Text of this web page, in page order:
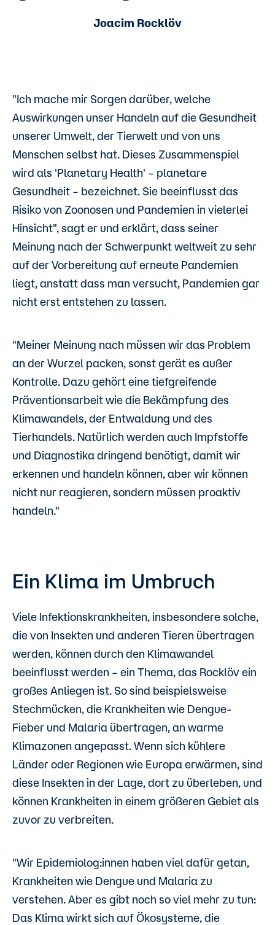
Joacim Rocklöv
"Ich mache mir Sorgen darüber, welche
Auswirkungen unser Handeln auf die Gesundheit
unserer Umwelt, der Tierwelt und von uns
Menschen selbst hat. Dieses Zusammenspiel
wird als 'Planetary Health' – planetare
Gesundheit – bezeichnet. Sie beeinflusst das
Risiko von Zoonosen und Pandemien in vielerlei
Hinsicht", sagt er und erklärt, dass seiner
Meinung nach der Schwerpunkt weltweit zu sehr
auf der Vorbereitung auf erneute Pandemien
liegt, anstatt dass man versucht, Pandemien gar
nicht erst entstehen zu lassen.
"Meiner Meinung nach müssen wir das Problem
an der Wurzel packen, sonst gerät es außer
Kontrolle. Dazu gehört eine tiefgreifende
Präventionsarbeit wie die Bekämpfung des
Klimawandels, der Entwaldung und des
Tierhandels. Natürlich werden auch Impfstoffe
und Diagnostika dringend benötigt, damit wir
erkennen und handeln können, aber wir können
nicht nur reagieren, sondern müssen proaktiv
handeln."
Ein Klima im Umbruch
Viele Infektionskrankheiten, insbesondere solche,
die von Insekten und anderen Tieren übertragen
werden, können durch den Klimawandel
beeinflusst werden – ein Thema, das Rocklöv ein
großes Anliegen ist. So sind beispielsweise
Stechmücken, die Krankheiten wie Dengue-
Fieber und Malaria übertragen, an warme
Klimazonen angepasst. Wenn sich kühlere
Länder oder Regionen wie Europa erwärmen, sind
diese Insekten in der Lage, dort zu überleben, und
können Krankheiten in einem größeren Gebiet als
zuvor zu verbreiten.
"Wir Epidemiolog:innen haben viel dafür getan,
Krankheiten wie Dengue und Malaria zu
verstehen. Aber es gibt noch so viel mehr zu tun:
Das Klima wirkt sich auf Ökosysteme, die